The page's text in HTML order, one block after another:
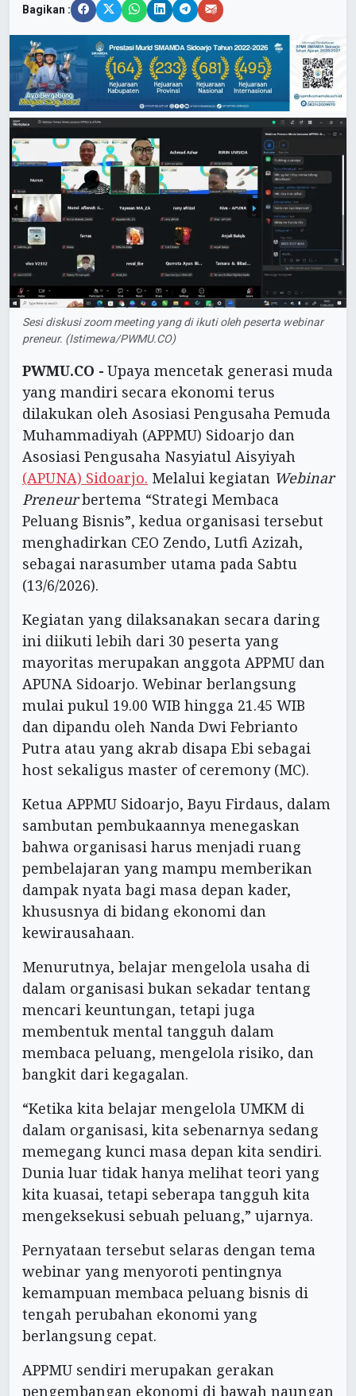
Bagikan :
Sesi diskusi zoom meeting yang di ikuti oleh peserta webinar
preneur. (Istimewa/PWMU.CO)
PWMU.CO - Upaya mencetak generasi muda
yang mandiri secara ekonomi terus
dilakukan oleh Asosiasi Pengusaha Pemuda
Muhammadiyah (APPMU) Sidoarjo dan
Asosiasi Pengusaha Nasyiatul Aisyiyah
(APUNA) Sidoarjo. Melalui kegiatan Webinar
Preneurbertema “Strategi Membaca
Peluang Bisnis”, kedua organisasi tersebut
menghadirkan CEO Zendo, Lutfi Azizah,
sebagai narasumber utama pada Sabtu
(13/6/2026).
Kegiatan yang dilaksanakan secara daring
ini diikuti lebih dari 30 peserta yang
mayoritas merupakan anggota APPMU dan
APUNA Sidoarjo. Webinar berlangsung
mulai pukul 19.00 WIB hingga 21.45 WIB
dan dipandu oleh Nanda Dwi Febrianto
Putra atau yang akrab disapa Ebi sebagai
host sekaligus master of ceremony (MC).
Ketua APPMU Sidoarjo, Bayu Firdaus, dalam
sambutan pembukaannya menegaskan
bahwa organisasi harus menjadi ruang
pembelajaran yang mampu memberikan
dampak nyata bagi masa depan kader,
khususnya di bidang ekonomi dan
kewirausahaan.
Menurutnya, belajar mengelola usaha di
dalam organisasi bukan sekadar tentang
mencari keuntungan, tetapi juga
membentuk mental tangguh dalam
membaca peluang, mengelola risiko, dan
bangkit dari kegagalan.
“Ketika kita belajar mengelola UMKM di
dalam organisasi, kita sebenarnya sedang
memegang kunci masa depan kita sendiri.
Dunia luar tidak hanya melihat teori yang
kita kuasai, tetapi seberapa tangguh kita
mengeksekusi sebuah peluang,” ujarnya.
Pernyataan tersebut selaras dengan tema
webinar yang menyoroti pentingnya
kemampuan membaca peluang bisnis di
tengah perubahan ekonomi yang
berlangsung cepat.
APPMU sendiri merupakan gerakan
pengembangan ekonomi di bawah naungan